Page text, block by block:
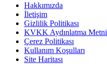
Hakkımızda
İletişim
Gizlilik Politikası
KVKK Aydınlatma Metni
Çerez Politikası
Kullanım Koşulları
Site Haritası